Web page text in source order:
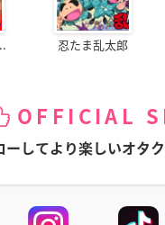
忍たま乱太郎
OFFICIAL
ーしてより楽しいオタク